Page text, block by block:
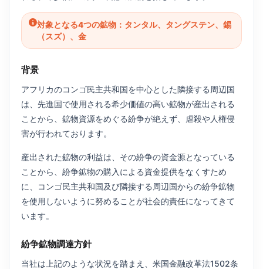
対象となる4つの鉱物：タンタル、タングステン、錫
（スズ）、金
背景
アフリカのコンゴ民主共和国を中心とした隣接する周辺国
は、先進国で使用される希少価値の高い鉱物が産出される
ことから、鉱物資源をめぐる紛争が絶えず、虐殺や人権侵
害が行われております。
産出された鉱物の利益は、その紛争の資金源となっている
ことから、紛争鉱物の購入による資金提供をなくすため
に、コンゴ民主共和国及び隣接する周辺国からの紛争鉱物
を使用しないように努めることが社会的責任になってきて
います。
紛争鉱物調達方針
当社は上記のような状況を踏まえ、米国金融改革法1502条